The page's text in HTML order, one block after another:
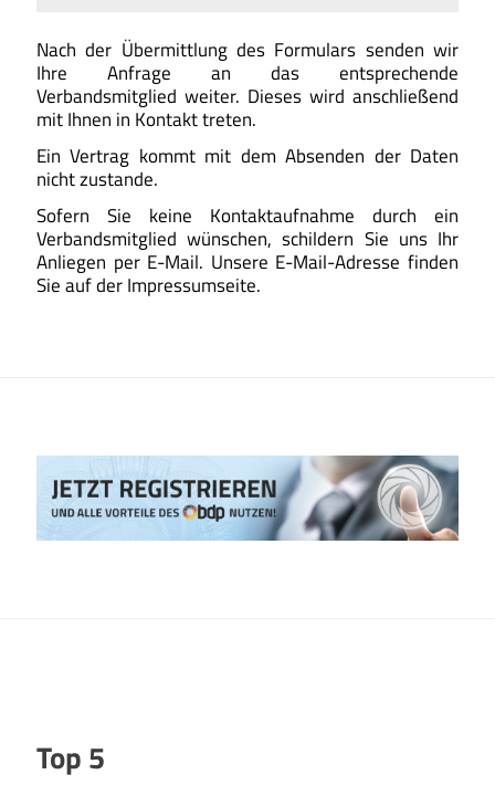
Nach der Übermittlung des Formulars senden wir
Ihre Anfrage an das entsprechende
Verbandsmitglied weiter. Dieses wird anschließend
mit Ihnen in Kontakt treten.
Ein Vertrag kommt mit dem Absenden der Daten
nicht zustande.
Sofern Sie keine Kontaktaufnahme durch ein
Verbandsmitglied wünschen, schildern Sie uns Ihr
Anliegen per E-Mail. Unsere E-Mail-Adresse finden
Sie auf der Impressumseite.
Top 5